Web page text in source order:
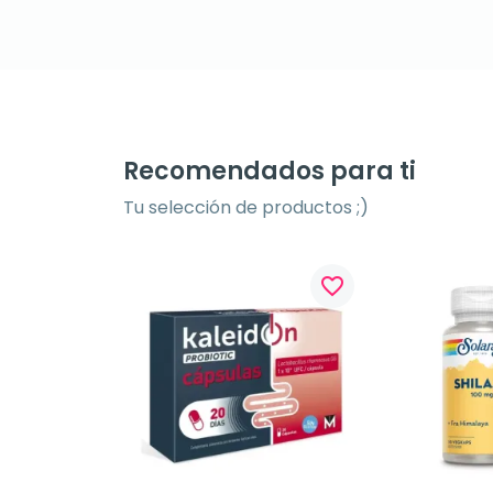
Recomendados para ti
Tu selección de productos ;)
favorite_border